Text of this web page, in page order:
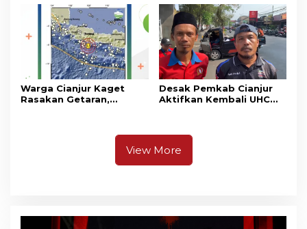
Warga Cianjur Kaget
Rasakan Getaran,
Desak Pemkab Cianjur
Aktifkan Kembali UHC
View More